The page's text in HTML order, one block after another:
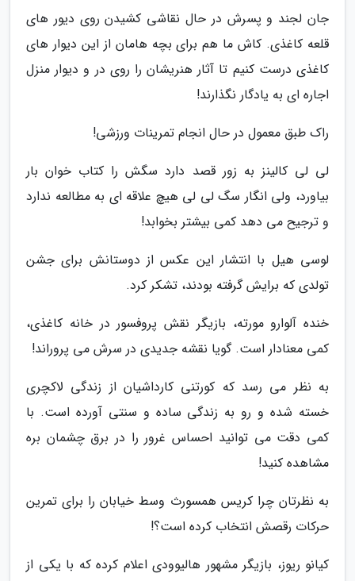
جان لجند و پسرش در حال نقاشی کشیدن روی دیور های
قلعه کاغذی. کاش ما هم برای بچه هامان از این دیوار های
کاغذی درست کنیم تا آثار هنریشان را روی در و دیوار منزل
اجاره ای به یادگار نگذارند!
راک طبق معمول در حال انجام تمرینات ورزشی!
لی لی کالینز به زور قصد دارد سگش را کتاب خوان بار
بیاورد، ولی انگار سگ لی لی هیچ علاقه ای به مطالعه ندارد
و ترجیح می دهد کمی بیشتر بخوابد!
لوسی هیل با انتشار این عکس از دوستانش برای جشن
تولدی که برایش گرفته بودند، تشکر کرد.
خنده آلوارو مورته، بازیگر نقش پروفسور در خانه کاغذی،
کمی معنادار است. گویا نقشه جدیدی در سرش می پروراند!
به نظر می رسد که کورتنی کارداشیان از زندگی لاکچری
خسته شده و رو به زندگی ساده و سنتی آورده است. با
کمی دقت می توانید احساس غرور را در برق چشمان بره
مشاهده کنید!
به نظرتان چرا کریس همسورث وسط خیابان را برای تمرین
حرکات رقصش انتخاب کرده است؟!
کیانو ریوز، بازیگر مشهور هالیوودی اعلام کرده که با یکی از